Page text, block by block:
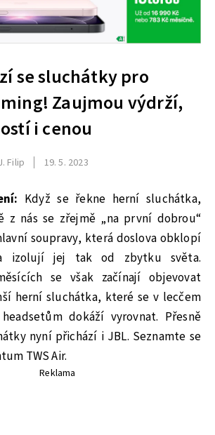
se sluchátky pro
Zaujmou výdrží,
i cenou
Filip 19. 5. 2023
Když se řekne herní sluchátka,
z nás se zřejmě „na první dobrou“
soupravy, která doslova obklopí
izolují jej tak od zbytku světa.
se však začínají objevovat
herní sluchátka, které se v lecčem
dokáží vyrovnat. Přesně
nyní přichází i JBL. Seznamte se
TWS Air.
Reklama